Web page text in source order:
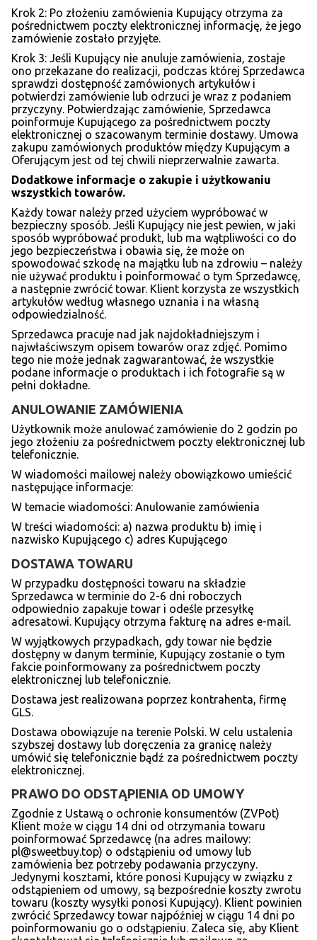
Krok 2: Po złożeniu zamówienia Kupujący otrzyma za
pośrednictwem poczty elektronicznej informację, że jego
zamówienie zostało przyjęte.
Krok 3: Jeśli Kupujący nie anuluje zamówienia, zostaje
ono przekazane do realizacji, podczas której Sprzedawca
sprawdzi dostępność zamówionych artykułów i
potwierdzi zamówienie lub odrzuci je wraz z podaniem
przyczyny. Potwierdzając zamówienie, Sprzedawca
poinformuje Kupującego za pośrednictwem poczty
elektronicznej o szacowanym terminie dostawy. Umowa
zakupu zamówionych produktów między Kupującym a
Oferującym jest od tej chwili nieprzerwalnie zawarta.
Dodatkowe informacje o zakupie i użytkowaniu
wszystkich towarów.
Każdy towar należy przed użyciem wypróbować w
bezpieczny sposób. Jeśli Kupujący nie jest pewien, w jaki
sposób wypróbować produkt, lub ma wątpliwości co do
jego bezpieczeństwa i obawia się, że może on
spowodować szkodę na majątku lub na zdrowiu – należy
nie używać produktu i poinformować o tym Sprzedawcę,
a następnie zwrócić towar. Klient korzysta ze wszystkich
artykułów według własnego uznania i na własną
odpowiedzialność.
Sprzedawca pracuje nad jak najdokładniejszym i
najwłaściwszym opisem towarów oraz zdjęć. Pomimo
tego nie może jednak zagwarantować, że wszystkie
podane informacje o produktach i ich fotografie są w
pełni dokładne.
ANULOWANIE ZAMÓWIENIA
Użytkownik może anulować zamówienie do 2 godzin po
jego złożeniu za pośrednictwem poczty elektronicznej lub
telefonicznie.
W wiadomości mailowej należy obowiązkowo umieścić
następujące informacje:
W temacie wiadomości: Anulowanie zamówienia
W treści wiadomości: a) nazwa produktu b) imię i
nazwisko Kupującego c) adres Kupującego
DOSTAWA TOWARU
W przypadku dostępności towaru na składzie
Sprzedawca w terminie do 2-6 dni roboczych
odpowiednio zapakuje towar i odeśle przesyłkę
adresatowi. Kupujący otrzyma fakturę na adres e-mail.
W wyjątkowych przypadkach, gdy towar nie będzie
dostępny w danym terminie, Kupujący zostanie o tym
fakcie poinformowany za pośrednictwem poczty
elektronicznej lub telefonicznie.
Dostawa jest realizowana poprzez kontrahenta, firmę
GLS.
Dostawa obowiązuje na terenie Polski. W celu ustalenia
szybszej dostawy lub doręczenia za granicę należy
umówić się telefonicznie bądź za pośrednictwem poczty
elektronicznej.
PRAWO DO ODSTĄPIENIA OD UMOWY
Zgodnie z Ustawą o ochronie konsumentów (ZVPot)
Klient może w ciągu 14 dni od otrzymania towaru
poinformować Sprzedawcę (na adres mailowy:
pl@sweetbuy.top) o odstąpieniu od umowy lub
zamówienia bez potrzeby podawania przyczyny.
Jedynymi kosztami, które ponosi Kupujący w związku z
odstąpieniem od umowy, są bezpośrednie koszty zwrotu
towaru (koszty wysyłki ponosi Kupujący). Klient powinien
zwrócić Sprzedawcy towar najpóźniej w ciągu 14 dni po
poinformowaniu go o odstąpieniu. Zaleca się, aby Klient